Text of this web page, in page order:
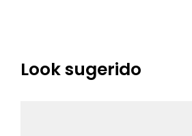
Look sugerido